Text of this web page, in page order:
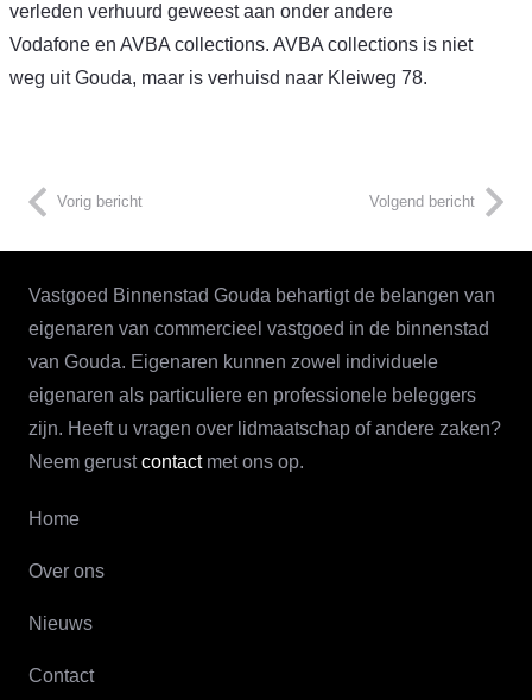
verleden verhuurd geweest aan onder andere
Vodafone en AVBA collections. AVBA collections is niet
weg uit Gouda, maar is verhuisd naar Kleiweg 78.
Vorig bericht Volgend bericht
Vastgoed Binnenstad Gouda behartigt de belangen van
eigenaren van commercieel vastgoed in de binnenstad
van Gouda. Eigenaren kunnen zowel individuele
eigenaren als particuliere en professionele beleggers
zijn. Heeft u vragen over lidmaatschap of andere zaken?
Neem gerustcontactmet ons op.
Home
Over ons
Nieuws
Contact